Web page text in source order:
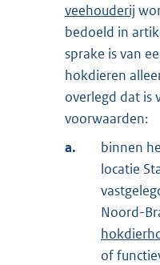
veehouderij
bedoeld in
sprake is van
hokdieren
overlegd dat is
voorwaarden:
a.
binnen
locatie
Noord-
of